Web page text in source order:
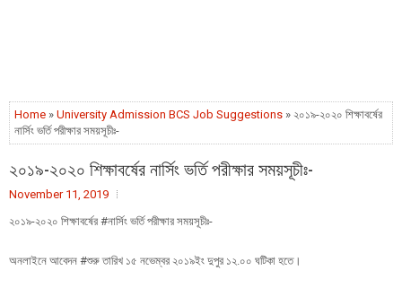
Home » University Admission BCS Job Suggestions » ২০১৯-২০২০ শিক্ষাবর্ষের
নার্সিং ভর্তি পরীক্ষার সময়সূচীঃ-
২০১৯-২০২০ শিক্ষাবর্ষের নার্সিং ভর্তি পরীক্ষার সময়সূচীঃ-
November 11, 2019
২০১৯-২০২০ শিক্ষাবর্ষের #নার্সিং ভর্তি পরীক্ষার সময়সূচীঃ-
অনলাইনে আবেদন #শুরু তারিখ ১৫ নভেম্বর ২০১৯ইং দুপুর ১২.০০ ঘটিকা হতে।